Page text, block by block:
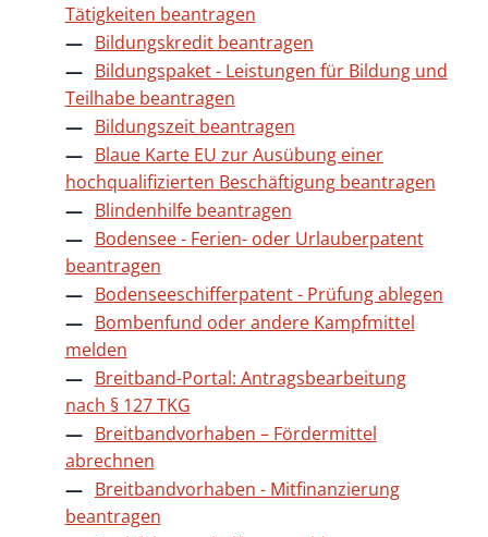
Tätigkeiten beantragen
Bildungskredit beantragen
Bildungspaket - Leistungen für Bildung und
Teilhabe beantragen
Bildungszeit beantragen
Blaue Karte EU zur Ausübung einer
hochqualifizierten Beschäftigung beantragen
Blindenhilfe beantragen
Bodensee - Ferien- oder Urlauberpatent
beantragen
Bodenseeschifferpatent - Prüfung ablegen
Bombenfund oder andere Kampfmittel
melden
Breitband-Portal: Antragsbearbeitung
nach § 127 TKG
Breitbandvorhaben – Fördermittel
abrechnen
Breitbandvorhaben - Mitfinanzierung
beantragen